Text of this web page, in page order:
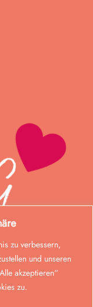
zu verbessern,
und unseren
akzeptieren“
zu.